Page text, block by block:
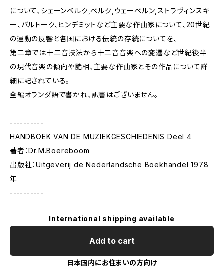
について、シェーンベルク,ベルク,ウェーベルン,ストラヴィンスキ
ー、バルトーク、ヒンデミットなど主要な作曲家について、20世紀
の運動の反響と各国における伝統の存続についてを、
第二章では十二音技法から十二音音楽への変遷など世紀後半
の現代音楽の傾向や諸相、主要な作曲家とその作品について詳
細に記されている。
全編オランダ語で書かれ、訳書はございません。
----------
HANDBOEK VAN DE MUZIEKGESCHIEDENIS Deel 4
著者：Dr.M.Boereboom
出版社：Uitgeverij de Nederlandsche Boekhandel 1978
年
----------
International shipping available
Add to cart
日本国内にお住まいの方向け